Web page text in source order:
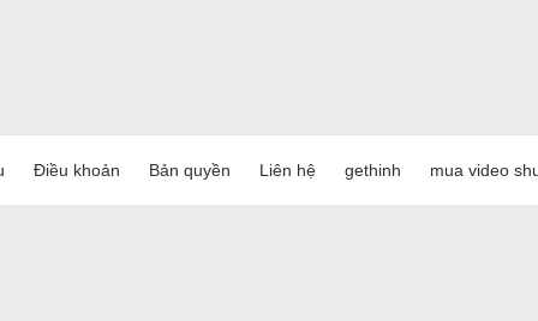
Điều khoản Bản quyền Liên hệ gethinh mua video